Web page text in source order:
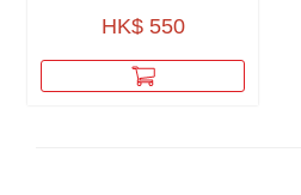
HK$ 550